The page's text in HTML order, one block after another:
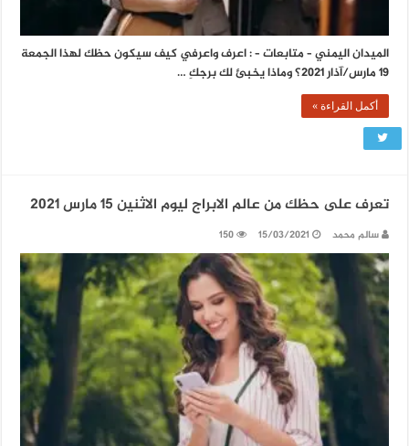
الميدان اليمني – متابعات – : اعرف واعرفي كيف سيكون حظك لهذا الجمعة
19 مارس/آذار 2021؟ وماذا يخبئ لك برجكِ …
أكمل القراءة »
تعرف على حظك من عالم الابراج ليوم الاثنين 15 مارس 2021
سالم محمد 15/03/2021
150